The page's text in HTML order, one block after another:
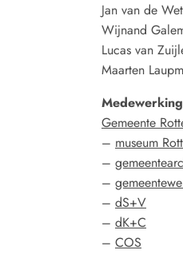
Jan van de
Wijnand
Lucas van
Maarten
Gemeente
– museum
–
–
– dS+V
– dK+C
– COS